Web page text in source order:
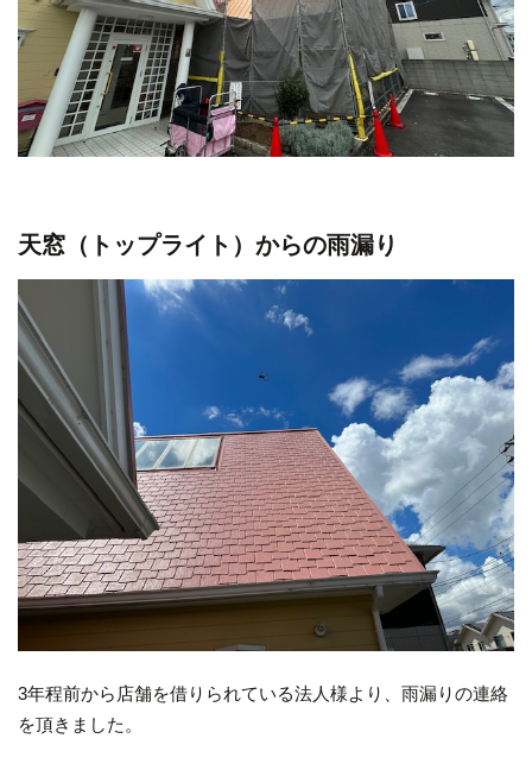
天窓（トップライト）からの雨漏り
3年程前から店舗を借りられている法人様より、雨漏りの連絡
を頂きました。